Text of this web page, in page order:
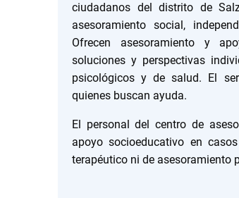
ciudadanos del distrito de
asesoramiento social,
Ofrecen asesoramiento y
soluciones y perspectivas
psicológicos y de salud. El
quienes buscan ayuda.
El personal del centro de
apoyo socioeducativo en
terapéutico ni de asesoramiento